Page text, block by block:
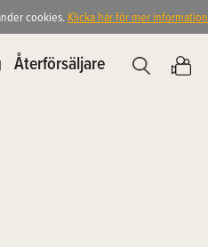
Återförsäljare
cookies. Klicka här för mer information